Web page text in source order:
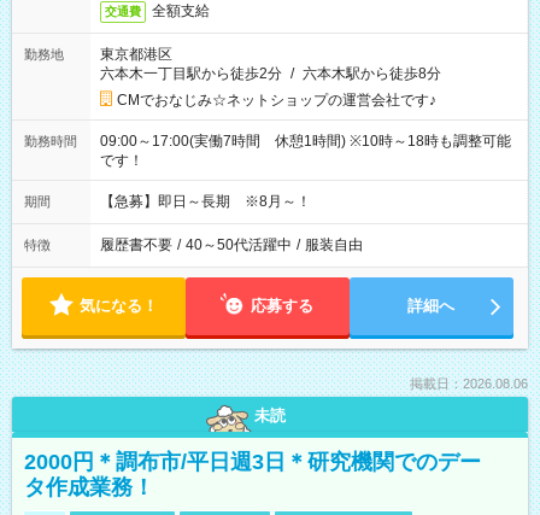
交通費 全額支給
勤務地
東京都港区
六本木一丁目駅から徒歩2分 / 六本木駅から徒歩8分
CMでおなじみ☆ネットショップの運営会社です♪
勤務時間
09:00～17:00(実働7時間 休憩1時間) ※10時～18時も調整可能
です！
期間 【急募】即日～長期 ※8月～！
特徴 履歴書不要 / 40～50代活躍中 / 服装自由
気になる！ 応募する 詳細へ
掲載日：2026.08.06
未読
2000円＊調布市/平日週3日＊研究機関でのデー
タ作成業務！